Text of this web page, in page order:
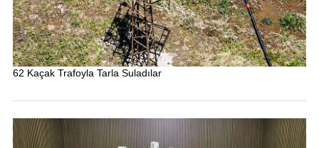
62 Kaçak Trafoyla Tarla Suladılar